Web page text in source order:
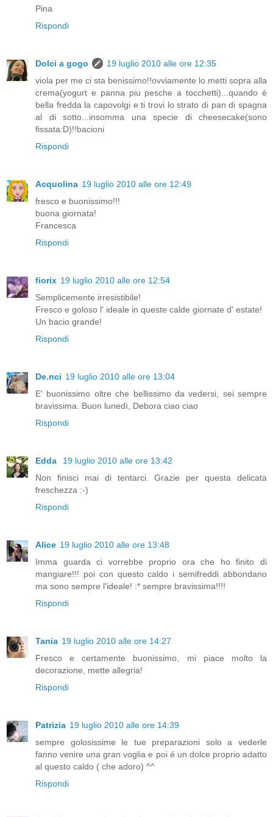
Pina
Rispondi
Dolci a gogo
19 luglio 2010 alle ore 12:35
viola per me ci sta benissimo!!ovviamente lo metti sopra alla
crema(yogurt e panna piu pesche a tocchetti)...quando è
bella fredda la capovolgi e ti trovi lo strato di pan di spagna
al di sotto...insomma una specie di cheesecake(sono
fissata:D)!!bacioni
Rispondi
Acquolina 19 luglio 2010 alle ore 12:49
fresco e buonissimo!!!
buona giornata!
Francesca
Rispondi
fiorix 19 luglio 2010 alle ore 12:54
Semplicemente irresistibile!
Fresco e goloso l' ideale in queste calde giornate d' estate!
Un bacio grande!
Rispondi
De.nci 19 luglio 2010 alle ore 13:04
E' buonissimo oltre che bellissimo da vedersi, sei sempre
bravissima. Buon lunedì, Debora ciao ciao
Rispondi
Edda
19 luglio 2010 alle ore 13:42
Non finisci mai di tentarci. Grazie per questa delicata
freschezza :-)
Rispondi
Alice 19 luglio 2010 alle ore 13:48
Imma guarda ci vorrebbe proprio ora che ho finito di
mangiare!!! poi con questo caldo i semifreddi abbondano
ma sono sempre l'ideale! :* sempre bravissima!!!!
Rispondi
Tania 19 luglio 2010 alle ore 14:27
Fresco e certamente buonissimo, mi piace molto la
decorazione, mette allegria!
Rispondi
Patrizia 19 luglio 2010 alle ore 14:39
sempre golosissime le tue preparazioni solo a vederle
fanno venire una gran voglia e poi é un dolce proprio adatto
al questo caldo ( che adoro) ^^
Rispondi